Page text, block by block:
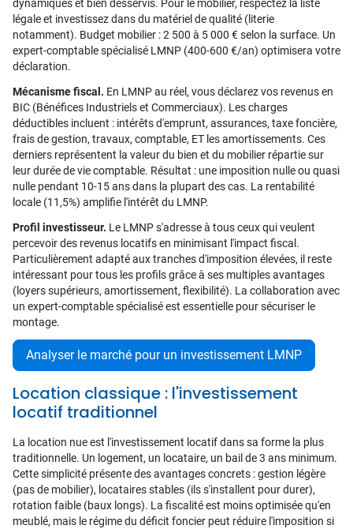
dynamiques et bien desservis. Pour le mobilier, respectez la liste
légale et investissez dans du matériel de qualité (literie
notamment). Budget mobilier : 2 500 à 5 000 € selon la surface. Un
expert-comptable spécialisé LMNP (400-600 €/an) optimisera votre
déclaration.
Mécanisme fiscal. En LMNP au réel, vous déclarez vos revenus en
BIC (Bénéfices Industriels et Commerciaux). Les charges
déductibles incluent : intérêts d'emprunt, assurances, taxe foncière,
frais de gestion, travaux, comptable, ET les amortissements. Ces
derniers représentent la valeur du bien et du mobilier répartie sur
leur durée de vie comptable. Résultat : une imposition nulle ou quasi
nulle pendant 10-15 ans dans la plupart des cas. La rentabilité
locale (11,5%) amplifie l'intérêt du LMNP.
Profil investisseur. Le LMNP s'adresse à tous ceux qui veulent
percevoir des revenus locatifs en minimisant l'impact fiscal.
Particulièrement adapté aux tranches d'imposition élevées, il reste
intéressant pour tous les profils grâce à ses multiples avantages
(loyers supérieurs, amortissement, flexibilité). La collaboration avec
un expert-comptable spécialisé est essentielle pour sécuriser le
montage.
Analyser le marché pour un investissement LMNP
Location classique : l'investissement
locatif traditionnel
La location nue est l'investissement locatif dans sa forme la plus
traditionnelle. Un logement, un locataire, un bail de 3 ans minimum.
Cette simplicité présente des avantages concrets : gestion légère
(pas de mobilier), locataires stables (ils s'installent pour durer),
rotation faible (baux longs). La fiscalité est moins optimisée qu'en
meublé, mais le régime du déficit foncier peut réduire l'imposition si